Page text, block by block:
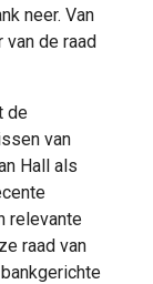
neer. Van
de raad
de
van
Hall als
relevante
raad van